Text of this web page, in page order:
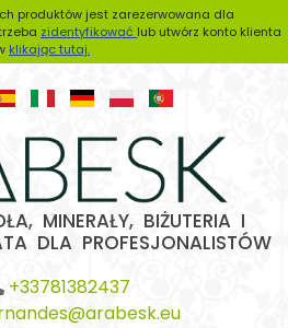
produktów jest zarezerwowana dla
zidentyfikować lub utwórz konto klienta
klikając tutaj.
MINERAŁY, BIŻUTERIA I
DLA PROFESJONALISTÓW
+33781382437